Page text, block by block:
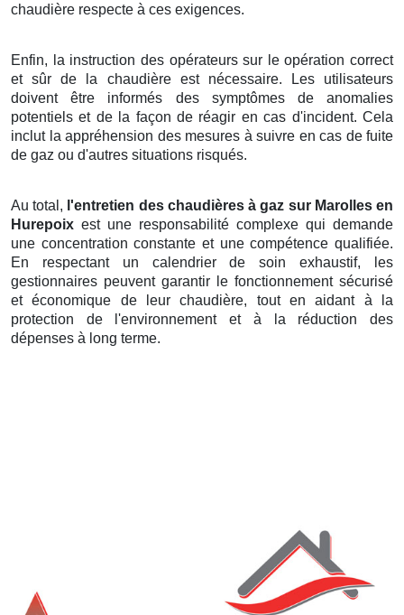
chaudière respecte à ces exigences.
Enfin, la instruction des opérateurs sur le opération correct
et sûr de la chaudière est nécessaire. Les utilisateurs
doivent être informés des symptômes de anomalies
potentiels et de la façon de réagir en cas d'incident. Cela
inclut la appréhension des mesures à suivre en cas de fuite
de gaz ou d'autres situations risqués.
Au total, l'entretien des chaudières à gaz sur Marolles en
Hurepoix est une responsabilité complexe qui demande
une concentration constante et une compétence qualifiée.
En respectant un calendrier de soin exhaustif, les
gestionnaires peuvent garantir le fonctionnement sécurisé
et économique de leur chaudière, tout en aidant à la
protection de l'environnement et à la réduction des
dépenses à long terme.